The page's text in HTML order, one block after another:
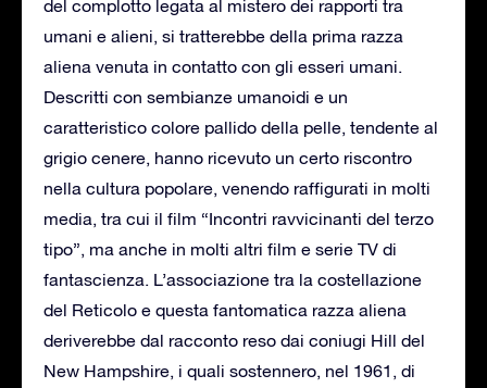
del complotto legata al mistero dei rapporti tra
umani e alieni, si tratterebbe della prima razza
aliena venuta in contatto con gli esseri umani.
Descritti con sembianze umanoidi e un
caratteristico colore pallido della pelle, tendente al
grigio cenere, hanno ricevuto un certo riscontro
nella cultura popolare, venendo raffigurati in molti
media, tra cui il film “Incontri ravvicinanti del terzo
tipo”, ma anche in molti altri film e serie TV di
fantascienza. L’associazione tra la costellazione
del Reticolo e questa fantomatica razza aliena
deriverebbe dal racconto reso dai coniugi Hill del
New Hampshire, i quali sostennero, nel 1961, di